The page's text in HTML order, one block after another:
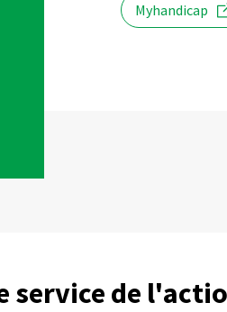
Myhandicap
service de